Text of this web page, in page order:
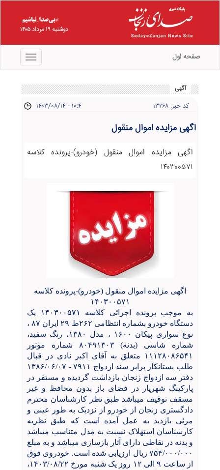
دوشنبه ۱۹ مرداد ۱۴۰۵
منو صفحه اول
آگهی
کد خبر: ۱۳۲۶۸ ۱۴۰۳/۰۸/۱۴ - ۱۰:۴
اگهی مزایده اموال منقول
اگهی مزایده اموال منقول (خودرو)-پرونده کلاسه
۱۴۰۳۰۰۵۷۱
اگهی مزایده اموال منقول (خودرو)-پرونده کلاسه
۱۴۰۳۰۰۵۷۱
به موجب پرونده اجرائی کلاسه ۱۴۰۳۰۰۵۷۱ یک
دستگاه خودرو بشماره انتظامی ۲۶۲ط ۲۹ ایران ۸۷ ،
نوع سواری پیکان ۱۶۰۰ ، مدل ۱۳۸۰، رنگ سفید،
شماره شاسی (بدنه) ۸۰۴۹۱۳۰۳ شماره موتور
۱۱۱۲۸۰۸۶۵۴۱ متعلق به آقای اکبر نادی در قبال
طلب بستانکار برابر سند ازدواج ۷۹۱۱ - ۱۳۸۶/۰۶/۰۷
دفتر سه ازدواج زنجان بازداشت گردیده و مستقر در
پارکینگ شهریار در فضای باز بدون محافظ و غیر
مسقف توقیف میباشد طبق نظر کارشناسان محترم
دادگستری زنجان از خودرو از نزدیک به طور عینی و
مرئی بازدید به عمل آمده است که طبق نظریه
کارشناسان استهلاک نسبت به مدل متناسب میباشد
و بدنه در نقاطی دارای آثار بازسازی میباشد و به مبلغ
۷۵۴/۰۰۰/۰۰۰ ریال ارزیابی شده است. خودروی فوق
از ساعت ۹ الی ۱۲ روز یک شنبه مورخ ۱۴۰۳/۰۸/۲۲،